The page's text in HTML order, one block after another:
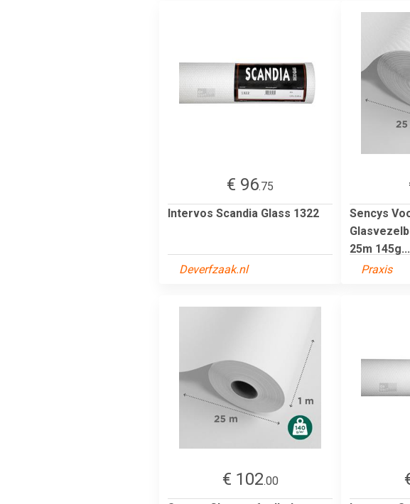
€ 96.75
Intervos Scandia Glass 1322
Deverfzaak.nl
Sencys
25m 145g...
Praxis
€ 102.00